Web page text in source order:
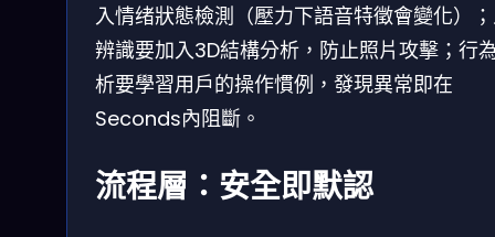
入情绪狀態檢測（壓力下語音特徵會變化）
辨識要加入3D結構分析，防止照片攻擊；行
析要學習用戶的操作慣例，發現異常即在
Seconds內阻斷。
流程層：安全即默認